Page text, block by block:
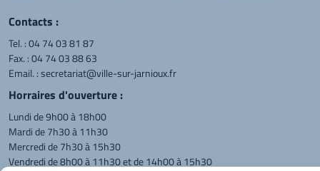
Contacts :
Tel. :04 74 03 81 87
Fax. : 04 74 03 88 63
Email. :secretariat@ville-sur-jarnioux.fr
Horraires d'ouverture :
Lundi de 9h00 à 18h00
Mardi de 7h30 à 11h30
Mercredi de 7h30 à 15h30
Vendredi de 8h00 à 11h30 et de 14h00 à 15h30